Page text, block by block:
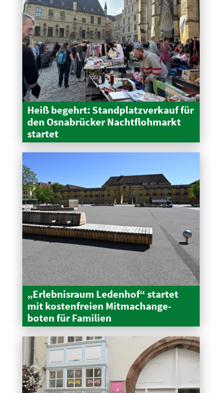
Heiß begehrt: Stand­platz­verkauf für
den Osnabrücker Nacht­floh­markt
startet
„Erleb­nisraum Ledenhof“ startet
mit kosten­freien Mitma­ch­an­ge­
boten für Familien